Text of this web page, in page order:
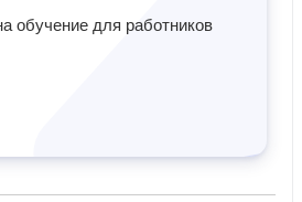
обучение для работников